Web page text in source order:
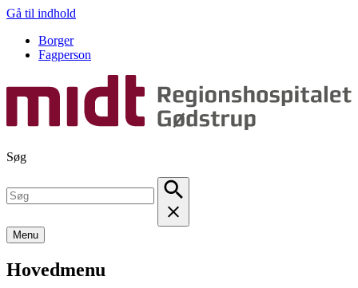
Gå til indhold
Borger
Fagperson
Søg
Menu
Hovedmenu